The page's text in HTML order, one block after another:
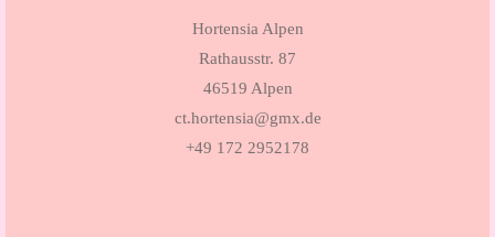
Hortensia Alpen
Rathausstr. 87
46519 Alpen
ct.hortensia@gmx.de
+49 172 2952178